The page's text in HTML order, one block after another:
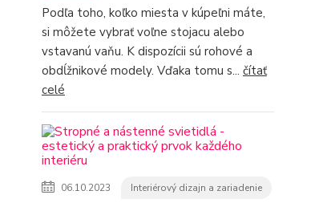
Podľa toho, koľko miesta v kúpeľni máte,
si môžete vybrať voľne stojacu alebo
vstavanú vaňu. K dispozícii sú rohové a
obdĺžnikové modely. Vďaka tomu s... čítať
celé
06.10.2023 Interiérový dizajn a zariadenie